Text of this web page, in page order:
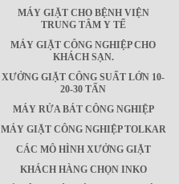
MÁY GIẶT CHO BỆNH VIỆN
TRUNG TÂM Y TẾ
MÁY GIẶT CÔNG NGHIỆP CHO
KHÁCH SẠN.
XƯỞNG GIẶT CÔNG SUẤT LỚN 10-
20-30 TẤN
MÁY RỬA BÁT CÔNG NGHIỆP
MÁY GIẶT CÔNG NGHIỆP TOLKAR
CÁC MÔ HÌNH XƯỞNG GIẶT
KHÁCH HÀNG CHỌN INKO